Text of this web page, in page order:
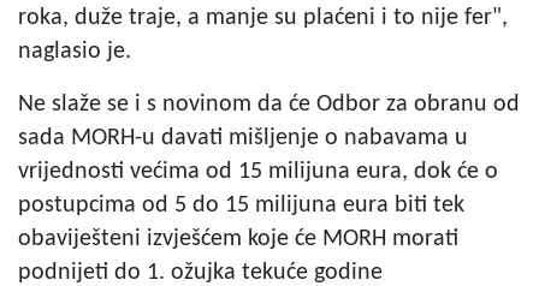
roka, duže traje, a manje su plaćeni i to nije fer",
naglasio je.
Ne slaže se i s novinom da će Odbor za obranu od
sada MORH-u davati mišljenje o nabavama u
vrijednosti većima od 15 milijuna eura, dok će o
postupcima od 5 do 15 milijuna eura biti tek
obaviješteni izvješćem koje će MORH morati
podnijeti do 1. ožujka tekuće godine